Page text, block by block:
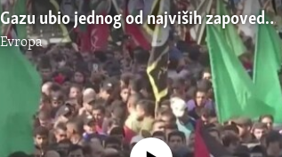
Izrael u napadu na Gazu ubio jednog od najviših zapovednika militanata
No media source currently available